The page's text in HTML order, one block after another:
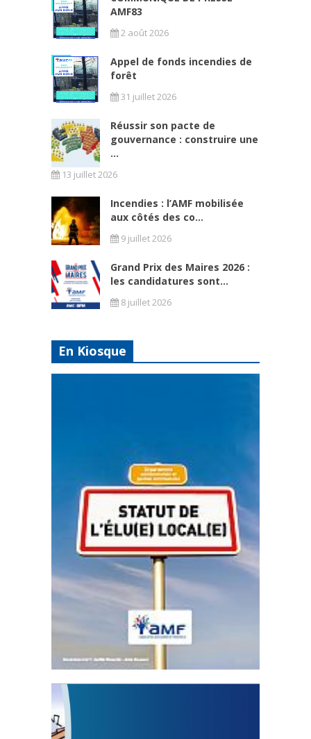
AMF83
2 août 2026
Appel de fonds incendies de
forêt
31 juillet 2026
Réussir son pacte de
gouvernance : construire une
...
13 juillet 2026
Incendies : l’AMF mobilisée
aux côtés des co...
9 juillet 2026
Grand Prix des Maires 2026 :
les candidatures sont...
8 juillet 2026
En Kiosque
Statut de l’élu local
3 avril 2024
Mise à jour avril 2024